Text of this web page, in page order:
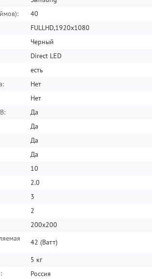
40
FULLHD,1920x1080
Черный
Direct LED
есть
Нет
Нет
Да
Да
Да
Да
10
2.0
3
2
200х200
42 (Ватт)
5 кг
Россия
для TV Buro
FL3S
1490
КУПИТЬ
КУПИТЬ В ОДИН КЛИК
Код товара:TR-00035067
для TV ITech PB-4